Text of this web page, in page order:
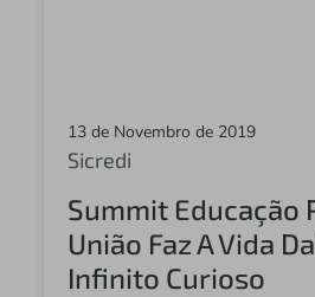
Sicredi
Sicredi Araraquara
13 de Novembro de 2019
Sicredi
Summit Educação
União Faz A Vida
Infinito Curioso